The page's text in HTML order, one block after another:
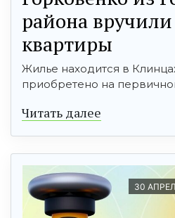
района
квартиры
Жилье находится в
приобретено на
Читать далее
30